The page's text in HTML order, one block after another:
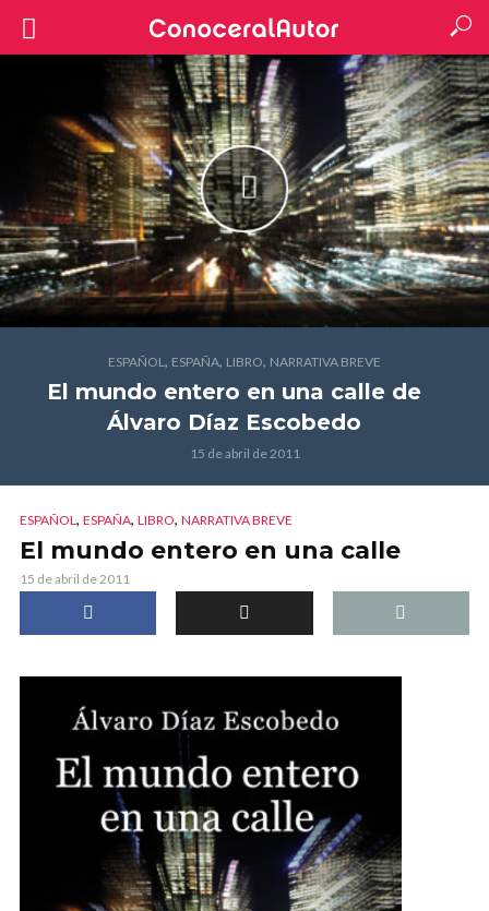
ESPAÑOL, ESPAÑA, LIBRO, NARRATIVA BREVE
El mundo entero en una callede
Álvaro Díaz Escobedo
15 de abril de 2011
ESPAÑOL, ESPAÑA, LIBRO, NARRATIVA BREVE
El mundo entero en una calle
15 de abril de 2011